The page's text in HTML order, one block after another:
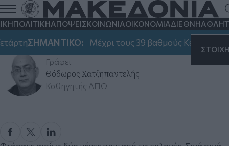
ΠΟΛΙΤΙΚΗΑΠΟΨΕΙΣΚΟΙΝΩΝΙΑΟΙΚΟΝΟΜΙΑΔΙΕΘΝΗ
ΣΗΜΑΝΤΙΚΟ: Μέχρι τους 39 βαθμούς Κελσίου
Εκλογές
Τρίτη 02 Απριλίου 2019, 18:00
Γράφει
Θόδωρος Χατζηπαντελής
Καθηγητής ΑΠΘ